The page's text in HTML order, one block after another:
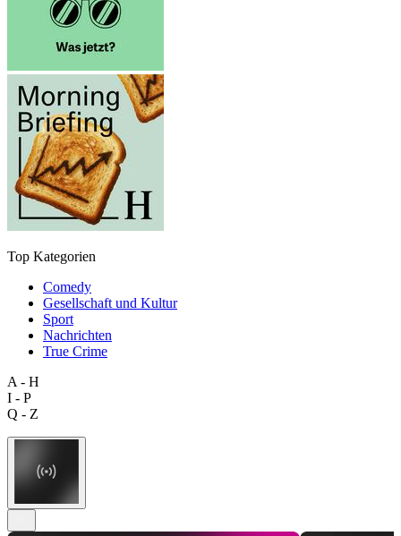
Top Kategorien
Comedy
Gesellschaft und Kultur
Sport
Nachrichten
True Crime
A - H
I - P
Q - Z